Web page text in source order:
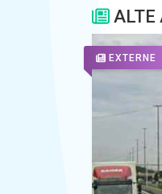
ALTE
EXTERNE